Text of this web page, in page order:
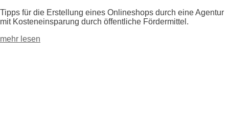
Tipps für die Erstellung eines Onlineshops durch eine Agentur
mit Kosteneinsparung durch öffentliche Fördermittel.
mehr lesen